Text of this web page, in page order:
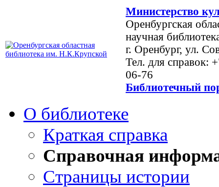
Министерство
Оренбургская
научная
г. Оренбург, ул.
Тел. для справок:
06-76
Библиотечный
О библиотеке
Краткая справка
Справочная
Страницы истории